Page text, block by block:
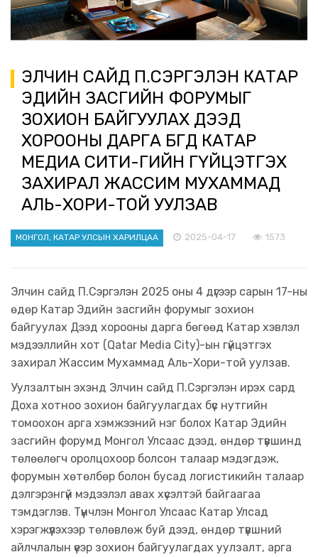
ЭЛЧИН САЙД П.СЭРГЭЛЭН КАТАР
ЭДИЙН ЗАСГИЙН ФОРУМЫГ
ЗОХИОН БАЙГУУЛАХ ДЭЭД
ХОРООНЫ ДАРГА БӨГӨӨД КАТАР
МЕДИА СИТИ-ГИЙН ГҮЙЦЭТГЭХ
ЗАХИРАЛ ЖАССИМ МУХАММАД
АЛЬ-ХОРИ-ТОЙ УУЛЗАВ
МОНГОЛ, КАТАР УЛСЫН ХАРИЛЦАА 2025-04-17 1573
Элчин сайд П.Сэргэлэн 2025 оны 4 дүгээр сарын 17-ны
өдөр Катар Эдийн засгийн форумыг зохион
байгуулах Дээд хорооны дарга бөгөөд Катар хэвлэл
мэдээллийн хот (Qatar Media City)-ын гүйцэтгэх
захирал Жассим Мухаммад Аль-Хори-той уулзав.
​Уулзалтын эхэнд Элчин сайд П.Сэргэлэн ирэх сард
Доха хотноо зохион байгуулагдах бүс нутгийн
томоохон арга хэмжээний нэг болох Катар Эдийн
засгийн форумд Монгол Улсаас дээд, өндөр түвшинд
төлөөлөгч оролцохоор болсон талаар мэдэгдэж,
форумын хөтөлбөр болон бусад логистикийн талаар
дэлгэрэнгүй мэдээлэл авах хүсэлтэй байгаагаа
тэмдэглэв. Түүнчлэн Монгол Улсаас Катар Улсад
хэрэгжүүлэхээр төлөвлөж буй дээд, өндөр түвшний
айлчлалын үеэр зохион байгуулагдах уулзалт, арга